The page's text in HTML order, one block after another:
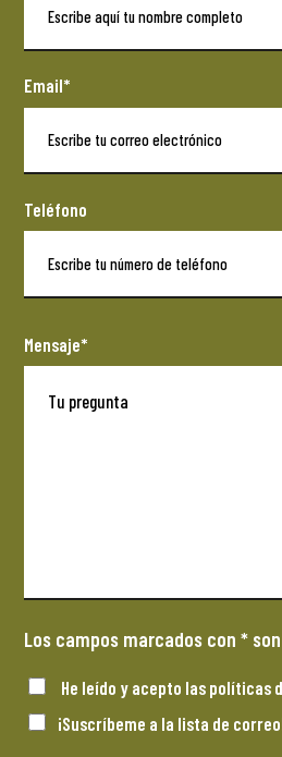
Email*
Teléfono
Mensaje*
Los campos marcados con *
He leído y acepto las políticas
¡Suscríbeme a la lista de